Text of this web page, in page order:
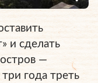
и сделать
—
года треть